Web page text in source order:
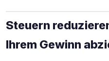
Steuern
Ihrem Gewinn